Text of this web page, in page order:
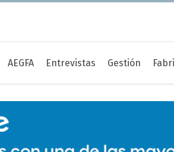
AEGFA Entrevistas Gestión